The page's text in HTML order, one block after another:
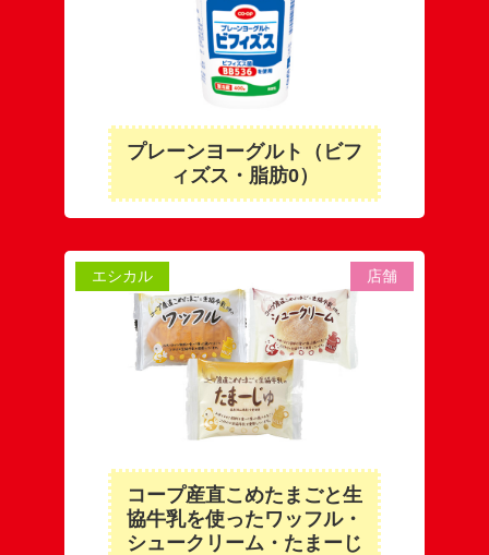
プレーンヨーグルト（ビフ
ィズス・脂肪0）
エシカル 店舗
コープ産直こめたまごと生
協牛乳を使ったワッフル・
シュークリーム・たまーじ